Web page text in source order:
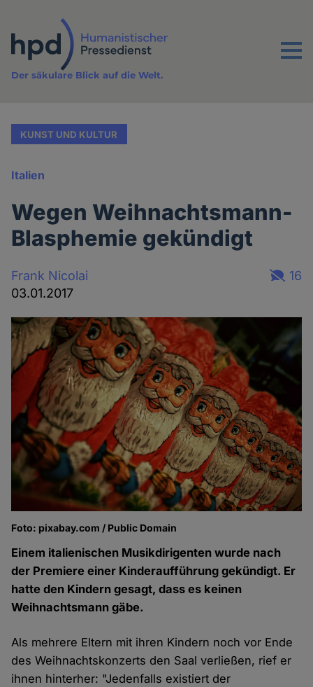
Inhalt
Menu
Der säkulare Blick auf die Welt.
KUNST UND KULTUR
Italien
Wegen Weihnachtsmann-
Blasphemie gekündigt
Frank Nicolai
03.01.2017
16
Foto: pixabay.com / Public Domain
Einem italienischen Musikdirigenten wurde nach
der Premiere einer Kinderaufführung gekündigt. Er
hatte den Kindern gesagt, dass es keinen
Weihnachtsmann gäbe.
Als mehrere Eltern mit ihren Kindern noch vor Ende
des Weihnachtskonzerts den Saal verließen, rief er
ihnen hinterher: "Jedenfalls existiert der